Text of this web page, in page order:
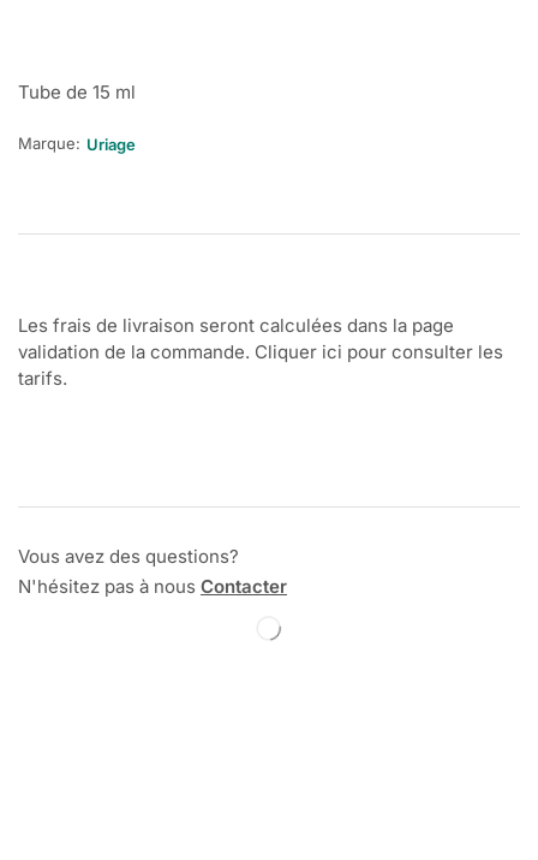
Tube de 15 ml
Marque: Uriage
Les frais de livraison seront calculées dans la page
validation de la commande. Cliquer ici pour consulter les
tarifs.
Vous avez des questions?
N'hésitez pas à nous Contacter